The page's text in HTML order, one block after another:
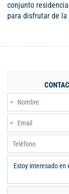
conjunto
para disfrutar de
merece. Este
proporcionando el
enriquecen la
perfectas para el
dispone de
y comodidad para
asegura un
oportunidad de
y bienestar.
visita.